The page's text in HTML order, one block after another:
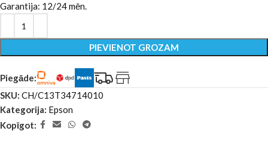
Garantija: 12/24 mēn.
PIEVIENOT GROZAM
Piegāde:
SKU: CH/C13T34714010
Kategorija: Epson
Kopīgot: